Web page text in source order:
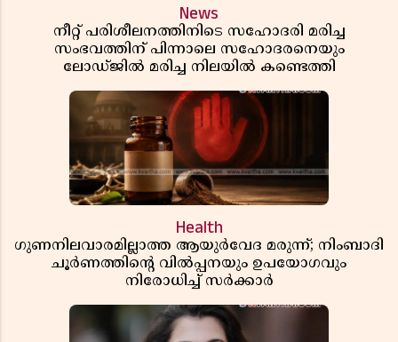
News
നീറ്റ് പരിശീലനത്തിനിടെ സഹോദരി മരിച്ച
സംഭവത്തിന് പിന്നാലെ സഹോദരനെയും
ലോഡ്ജിൽ മരിച്ച നിലയിൽ കണ്ടെത്തി
Health
ഗുണനിലവാരമില്ലാത്ത ആയുർവേദ മരുന്ന്; നിംബാദി
ചൂർണത്തിൻ്റെ വിൽപ്പനയും ഉപയോഗവും
നിരോധിച്ച് സർക്കാർ